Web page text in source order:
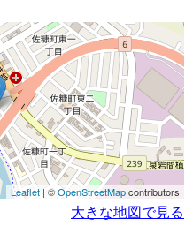
Leaflet | ©OpenStreetMapcontributors
大きな地図で見る